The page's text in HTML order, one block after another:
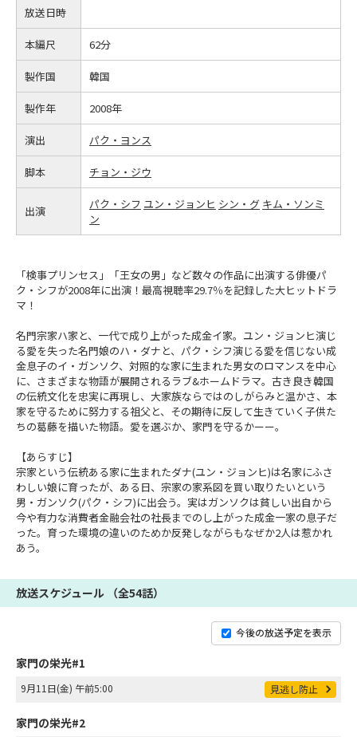
放送日時
本編尺 62分
製作国 韓国
製作年 2008年
演出 パク・ヨンス
脚本 チョン・ジウ
出演 パク・シフ ユン・ジョンヒ シン・グ キム・ソンミ
ン
「検事プリンセス」「王女の男」など数々の作品に出演する俳優パ
ク・シフが2008年に出演！最高視聴率29.7％を記録した大ヒットドラ
マ！
名門宗家ハ家と、一代で成り上がった成金イ家。ユン・ジョンヒ演じ
る愛を失った名門娘のハ・ダナと、パク・シフ演じる愛を信じない成
金息子のイ・ガンソク、対照的な家に生まれた男女のロマンスを中心
に、さまざまな物語が展開されるラブ&ホームドラマ。古き良き韓国
の伝統文化を忠実に再現し、大家族ならではのしがらみと温かさ、本
家を守るために努力する祖父と、その期待に反して生きていく子供た
ちの葛藤を描いた物語。愛を選ぶか、家門を守るかーー。
【あらすじ】
宗家という伝統ある家に生まれたダナ(ユン・ジョンヒ)は名家にふさ
わしい娘に育ったが、ある日、宗家の家系図を買い取りたいという
男・ガンソク(パク・シフ)に出会う。実はガンソクは貧しい出自から
今や有力な消費者金融会社の社長までのし上がった成金一家の息子だ
った。育った環境の違いのためか反発しながらもなぜか2人は惹かれ
あう。
放送スケジュール （全54話）
今後の放送予定を表示
家門の栄光#1
9月11日(金) 午前5:00 見逃し防止
家門の栄光#2